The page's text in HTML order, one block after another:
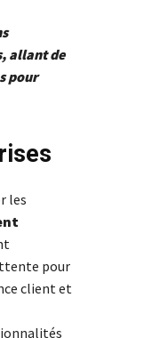
allant de
pour
les
pour
client et